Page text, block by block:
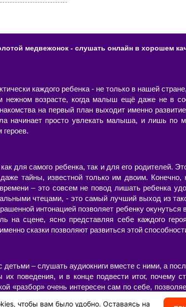
медвежонок - слушать онлайн в хорошем
каждого ребенка - не только в нашей
нежном возрасте, когда малыш ещё даже не в
на первый план выходит именно
просто увлекать малыша, и лишь по
героев.
для самого ребенка, так и для его родителей.
тайны, известной только им двоим.
– это совсем не повод лишать ребенка
чтецами, - это самый лучший выход из
интонацией позволяет ребенку
на сцене, ясно представляя себе каждого
сказки позволяют развиться этой
– слушать аудиокниги вместе с ними, а
поведения, и в конце подвести итог, почему
«разбор» очень интересен сам по себе,
ненавязчиво, иногда в игровой
чтобы вам было удобно. Оставаясь на